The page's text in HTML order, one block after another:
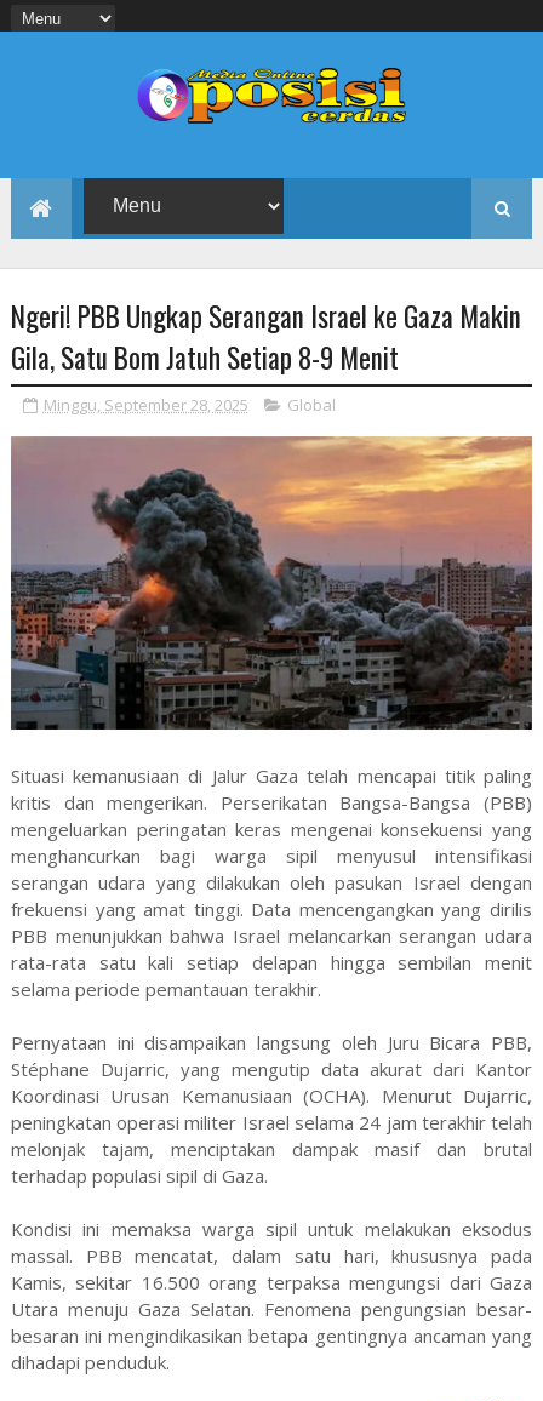
Ngeri! PBB Ungkap Serangan Israel ke Gaza Makin
Gila, Satu Bom Jatuh Setiap 8-9 Menit
Minggu, September 28, 2025 Global
Situasi kemanusiaan di Jalur Gaza telah mencapai titik paling
kritis dan mengerikan. Perserikatan Bangsa-Bangsa (PBB)
mengeluarkan peringatan keras mengenai konsekuensi yang
menghancurkan bagi warga sipil menyusul intensifikasi
serangan udara yang dilakukan oleh pasukan Israel dengan
frekuensi yang amat tinggi. Data mencengangkan yang dirilis
PBB menunjukkan bahwa Israel melancarkan serangan udara
rata-rata satu kali setiap delapan hingga sembilan menit
selama periode pemantauan terakhir.
Pernyataan ini disampaikan langsung oleh Juru Bicara PBB,
Stéphane Dujarric, yang mengutip data akurat dari Kantor
Koordinasi Urusan Kemanusiaan (OCHA). Menurut Dujarric,
peningkatan operasi militer Israel selama 24 jam terakhir telah
melonjak tajam, menciptakan dampak masif dan brutal
terhadap populasi sipil di Gaza.
Kondisi ini memaksa warga sipil untuk melakukan eksodus
massal. PBB mencatat, dalam satu hari, khususnya pada
Kamis, sekitar 16.500 orang terpaksa mengungsi dari Gaza
Utara menuju Gaza Selatan. Fenomena pengungsian besar-
besaran ini mengindikasikan betapa gentingnya ancaman yang
dihadapi penduduk.